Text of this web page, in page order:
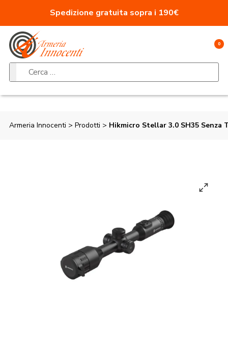
Spedizione gratuita sopra i 190€
0
Ricerca per:
Armeria Innocenti > Prodotti > Hikmicro Stellar 3.0 SH35 Senza